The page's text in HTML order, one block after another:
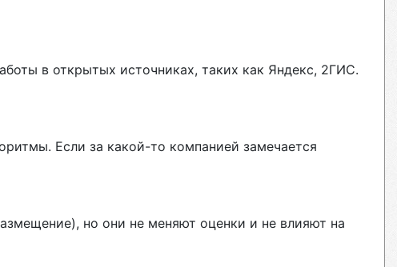
в открытых источниках, таких как Яндекс, 2ГИС.
Если за какой-то компанией замечается
но они не меняют оценки и не влияют на